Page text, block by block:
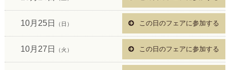
10月25日 （日） この日のフェアに参加する
10月27日 （火） この日のフェアに参加する